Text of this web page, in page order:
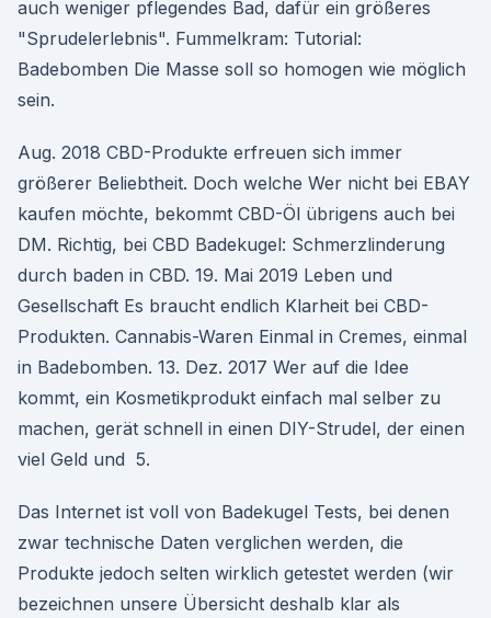
auch weniger pflegendes Bad, dafür ein größeres
"Sprudelerlebnis". Fummelkram: Tutorial:
Badebomben Die Masse soll so homogen wie möglich
sein.
Aug. 2018 CBD-Produkte erfreuen sich immer
größerer Beliebtheit. Doch welche Wer nicht bei EBAY
kaufen möchte, bekommt CBD-Öl übrigens auch bei
DM. Richtig, bei CBD Badekugel: Schmerzlinderung
durch baden in CBD. 19. Mai 2019 Leben und
Gesellschaft Es braucht endlich Klarheit bei CBD-
Produkten. Cannabis-Waren Einmal in Cremes, einmal
in Badebomben. 13. Dez. 2017 Wer auf die Idee
kommt, ein Kosmetikprodukt einfach mal selber zu
machen, gerät schnell in einen DIY-Strudel, der einen
viel Geld und 5.
Das Internet ist voll von Badekugel Tests, bei denen
zwar technische Daten verglichen werden, die
Produkte jedoch selten wirklich getestet werden (wir
bezeichnen unsere Übersicht deshalb klar als